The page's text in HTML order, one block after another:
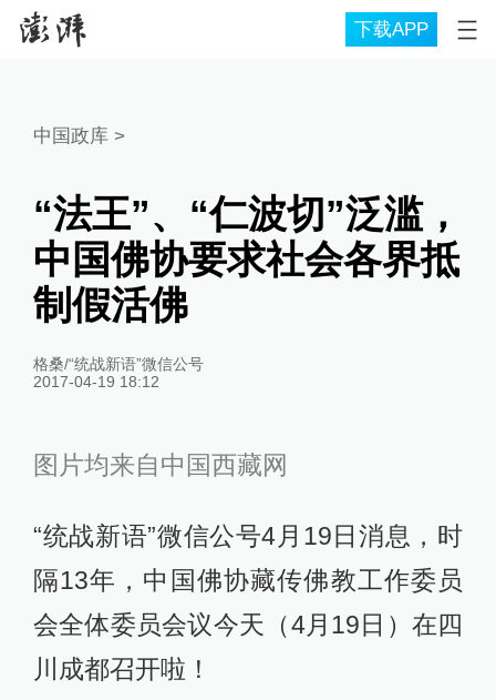
下载APP
中国政库 >
“法王”、“仁波切”泛滥，
中国佛协要求社会各界抵
制假活佛
格桑/“统战新语”微信公号
2017-04-19 18:12
图片均来自中国西藏网
“统战新语”微信公号4月19日消息，时
隔13年，中国佛协藏传佛教工作委员
会全体委员会议今天（4月19日）在四
川成都召开啦！